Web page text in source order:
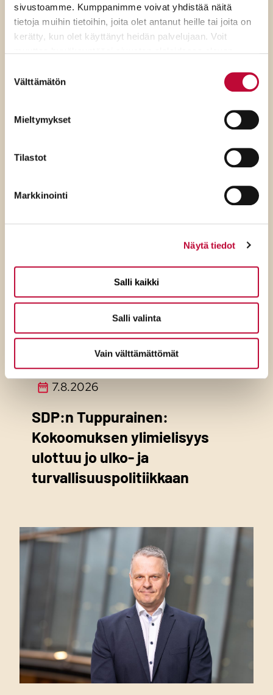
sivustoamme. Kumppanimme voivat yhdistää näitä
tietoja muihin tietoihin, joita olet antanut heille tai joita on
kerätty, kun olet käyttänyt heidän palvelujaan. Voit
valinta
Välttämätön
Mieltymykset
Tilastot
Markkinointi
Näytä tiedot
Salli kaikki
Salli valinta
Vain välttämättömät
SDP:n Piritta Rantanen:
ratkaisevat oikea tieto,
avoimuus ja selkeät ohjeet
7.8.2026
SDP:n Tuppurainen:
Kokoomuksen ylimielisyys
ulottuu jo ulko- ja
turvallisuuspolitiikkaan